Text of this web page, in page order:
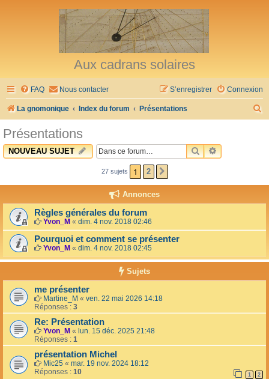
Aux cadrans solaires
FAQ Nous contacter Connexion
S’enregistrer
La gnomonique Index du forum Présentations
r
c
e
Présentations
NOUVEAU SUJET RECHERCHER
RECHERCHE
27 sujets 1 2
Annonces
Règles générales du forum
Yvon_M « dim. 4 nov. 2018 02:46
Pourquoi et comment se présenter
Yvon_M « dim. 4 nov. 2018 02:45
Sujets
me présenter
Martine_M « ven. 22 mai 2026 14:18
Réponses : 3
Re: Présentation
Yvon_M « lun. 15 déc. 2025 21:48
Réponses : 1
présentation Michel
Mic25 « mar. 19 nov. 2024 18:12
Réponses : 10 1 2